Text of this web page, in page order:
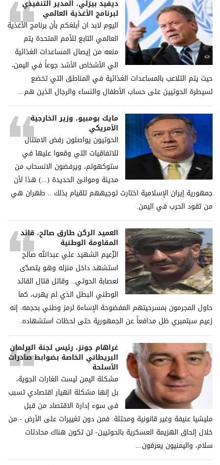
ديفيد بيزلي، المدير التنفيذي
لبرنامج الأغذية العالمي
اليوم لابد ان أبلغكم بأن برنامج الأغذية
العالمي التابع للأمم المتحدة يتم
منعه من إيصال المساعدات الغذائية
الي الأشخاص الأشد جوعاً في اليمن،
حيث يتم التلاعب بالمساعدات الغذائية في المناطق التي تخضع
لسيطرة الحوثيين على حساب الأطفال والنساء والرجال الذين هم...
مايك بومبيو، وزير الخارجية
الأمريكي
الحوثيون يواصلون رفض الامتثال
للاتفاقيات التي وقعوا عليها في
ستوكهولم، ويرفضون الانسحاب من
مدينة وموانئ الحديدة (...) هذا لأن
جمهورية إيران الإسلامية اختارت توجيههم للقيام بذلك .. طهران هي
من تقود الحرب في اليمن.
العميد الركن طارق صالح، قائد
المقاومة الوطنية
الزّعيم الشهيد علي عبدالله صالح
استشهد داخل منزله وهو يتصدّى
لعصابة الحوثي.. وقاتل قتال القائد
الوطني البطل الذي لم يهرب، كما
حاول المجرمون بمسرحيتهم المفضوحة الإساءة لرمز وطني بحجمه. إنه
زعيم سبتمبري ظل مدافعاً عن الجمهورية حتى لحظات استشهاده.
غراھام جونز، رئیس لجنة البرلمان
البریطاني الخاصة بضوابط صادرات
الأسلحة
مشكلة الیمن لیست الغارات الجویة،
بل إنھا مشكلة انھیار اقتصادي تسبب
فی سوء إدارة الاقتصاد من قبل
ملیشیا عنیفة وغیر قانونیة ومحتلة. فمن دون تغییرات على الأرض - من
خلال إلحاق الھزیمة العسكریة بالحوثیین- لن تكون ھناك محادثات
سلام، والیمنیون یعرفون...